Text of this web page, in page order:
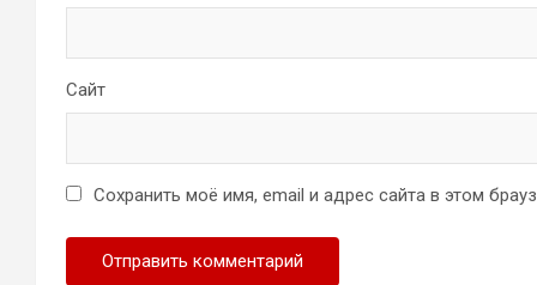
Сайт
Сохранить моё имя, email и адрес сайта в этом